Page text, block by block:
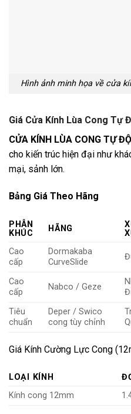
Hình ảnh minh họa về cửa
Giá Cửa Kính Lùa Cong Tự
CỬA KÍNH LÙA CONG TỰ
cho kiến trúc hiện đại như
mại, sảnh lớn.
Bảng Giá Theo Hãng
PHÂN
KHÚC
HÃNG
Cao
cấp
Dormakaba
CurveSlide
Cao
cấp
Nabco / Geze
Tiêu
chuẩn
Deper / Swico
cong tùy chỉnh
Giá Kính Cường Lực Cong
LOẠI KÍNH
Kính cong 12mm